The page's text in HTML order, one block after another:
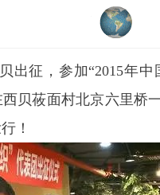
出征，参加“2015年中
贝莜面村北京六里桥
！